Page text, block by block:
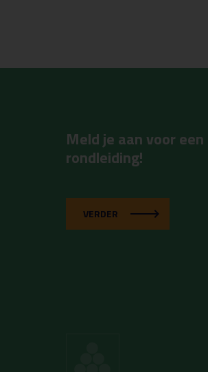
Meld je aan voor een
rondleiding!
VERDER